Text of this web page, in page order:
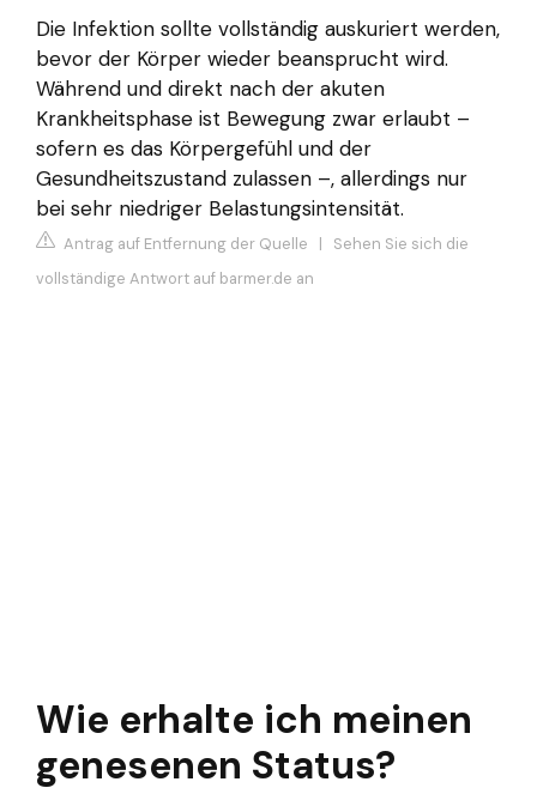
Die Infektion sollte vollständig auskuriert werden,
bevor der Körper wieder beansprucht wird.
Während und direkt nach der akuten
Krankheitsphase ist Bewegung zwar erlaubt –
sofern es das Körpergefühl und der
Gesundheitszustand zulassen –, allerdings nur
bei sehr niedriger Belastungsintensität.
Antrag auf Entfernung der Quelle | Sehen Sie sich die
vollständige Antwort auf barmer.de an
Wie erhalte ich meinen
genesenen Status?